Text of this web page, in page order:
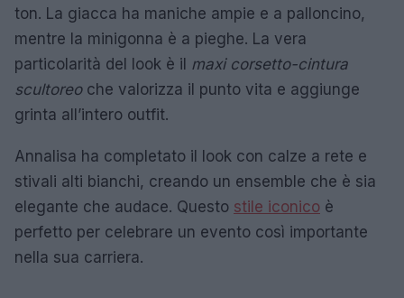
ton. La giacca ha maniche ampie e a palloncino,
mentre la minigonna è a pieghe. La vera
particolarità del look è il maxi corsetto-cintura
scultoreoche valorizza il punto vita e aggiunge
grinta all’intero outfit.
Annalisa ha completato il look con calze a rete e
stivali alti bianchi, creando un ensemble che è sia
elegante che audace. Questo stile iconico è
perfetto per celebrare un evento così importante
nella sua carriera.